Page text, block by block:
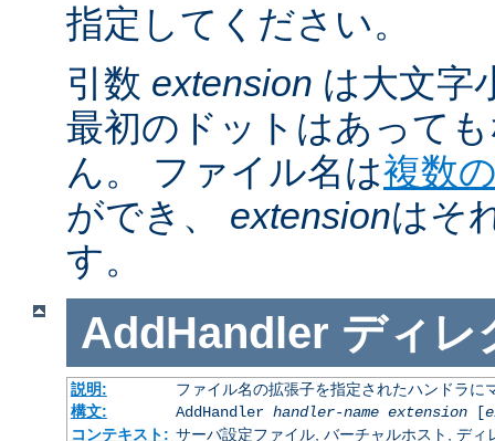
指定してください。
引数 extension は大文字
最初のドットはあって
ん。 ファイル名は複数
ができ、 extensionはそ
す。
AddHandler ディレ
説明:
ファイル名の拡張子を指定されたハンドラに
構文:
AddHandler handler-name extension[
コンテキスト: サーバ設定ファイル, バーチャルホスト, ディ